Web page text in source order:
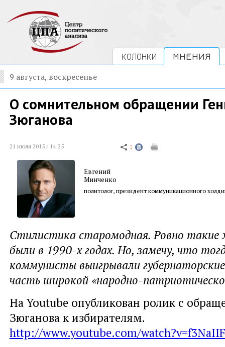
КОЛОНКИ МНЕНИЯ
9 августа, воскресенье
О сомнительном обращении
Зюганова
21 июля 2015 / 14:25
Евгений
Минченко
политолог, президент коммуникационного
Стилистика старомодная. Ровно такие
были в 1990-х годах. Но, замечу, что
коммунисты выигрывали
часть широкой «народно-
На Youtube опубликован ролик с
Зюганова к избирателям.
http://www.youtube.com/